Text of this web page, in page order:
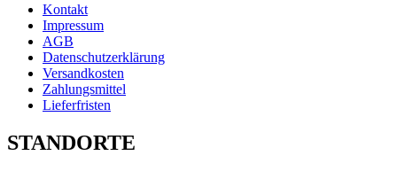
Kontakt
Impressum
AGB
Datenschutzerklärung
Versandkosten
Zahlungsmittel
Lieferfristen
STANDORTE